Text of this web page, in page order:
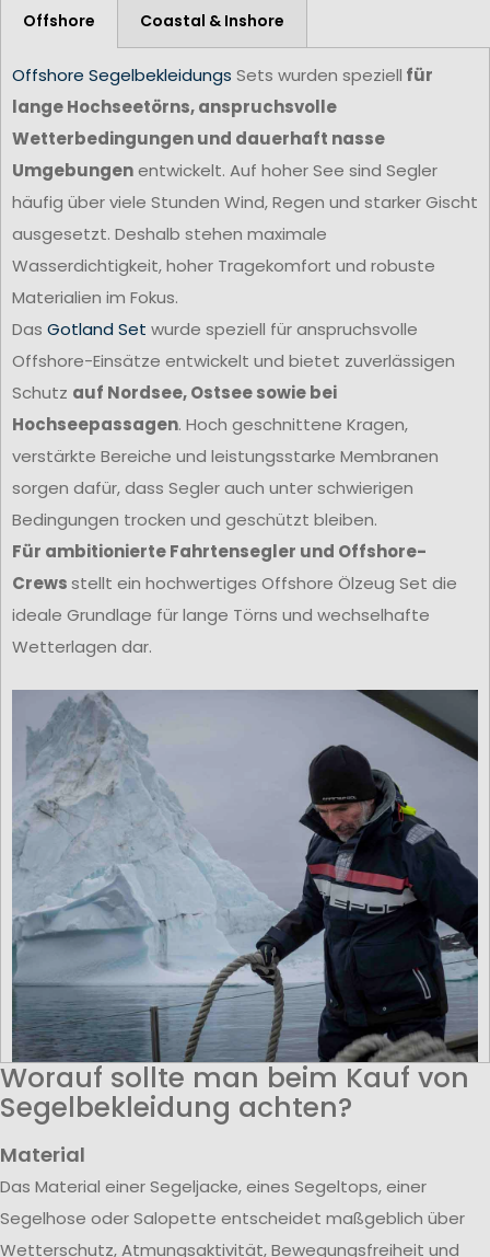
Offshore Coastal & Inshore
Offshore Segelbekleidungs Sets wurden speziell für
lange Hochseetörns, anspruchsvolle
Wetterbedingungen und dauerhaft nasse
Umgebungenentwickelt. Auf hoher See sind Segler
häufig über viele Stunden Wind, Regen und starker Gischt
ausgesetzt. Deshalb stehen maximale
Wasserdichtigkeit, hoher Tragekomfort und robuste
Materialien im Fokus.
Das Gotland Set wurde speziell für anspruchsvolle
Offshore-Einsätze entwickelt und bietet zuverlässigen
Schutz auf Nordsee, Ostsee sowie bei
Hochseepassagen. Hoch geschnittene Kragen,
verstärkte Bereiche und leistungsstarke Membranen
sorgen dafür, dass Segler auch unter schwierigen
Bedingungen trocken und geschützt bleiben.
Für ambitionierte Fahrtensegler und Offshore-
Crewsstellt ein hochwertiges Offshore Ölzeug Set die
ideale Grundlage für lange Törns und wechselhafte
Wetterlagen dar.
Worauf sollte man beim Kauf von
Segelbekleidung achten?
Material
Das Material einer Segeljacke, eines Segeltops, einer
Segelhose oder Salopette entscheidet maßgeblich über
Wetterschutz, Atmungsaktivität, Bewegungsfreiheit und